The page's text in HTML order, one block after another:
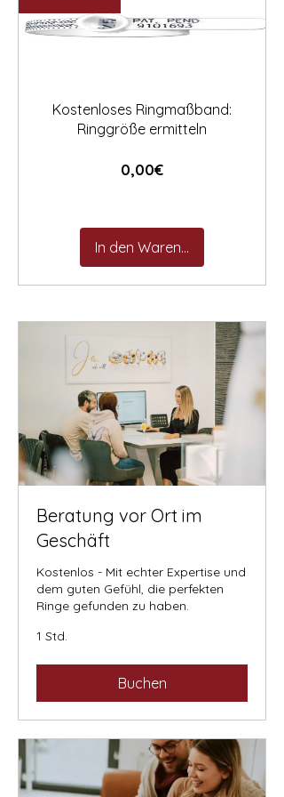
Kostenloses Ringmaßband:
Ringgröße ermitteln
0,00€Preis
In den Warenkorb
Beratung vor Ort im
Geschäft
Kostenlos - Mit echter Expertise und
dem guten Gefühl, die perfekten
Ringe gefunden zu haben.
1 Std.
Buchen